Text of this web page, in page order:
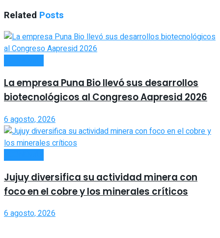
Related Posts
La empresa Puna Bio llevó sus desarrollos
biotecnológicos al Congreso Aapresid 2026
6 agosto, 2026
Jujuy diversifica su actividad minera con
foco en el cobre y los minerales críticos
6 agosto, 2026